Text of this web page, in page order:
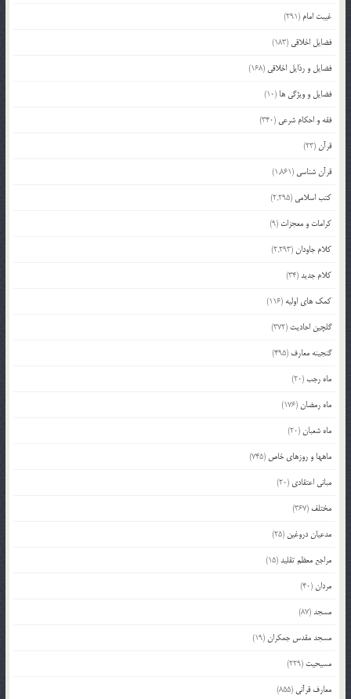
غیبت امام (291)
فضایل اخلاقی (183)
فضایل و رذایل اخلاقی (168)
فضایل و ویژگی ها (10)
فقه و احکام شرعی (340)
قرآن(23)
قرآن شناسی (1,861)
کتب اسلامی (2,295)
کرامات و معجزات (9)
کلام جاودان(2,293)
کلام جدید(34)
کمک های اولیه (116)
گلچین احادیث (372)
گنجینه معارف (495)
ماه رجب(20)
ماه رمضان(176)
ماه شعبان(20)
ماهها و روزهای خاص (745)
مبانی اعتقادی (20)
مختلف (367)
مدعیان دروغین (25)
مراجع معظم تقلید(15)
مردان(40)
مسجد(87)
مسجد مقدس جمکران(19)
مسیحیت (229)
معارف قرآنی (855)